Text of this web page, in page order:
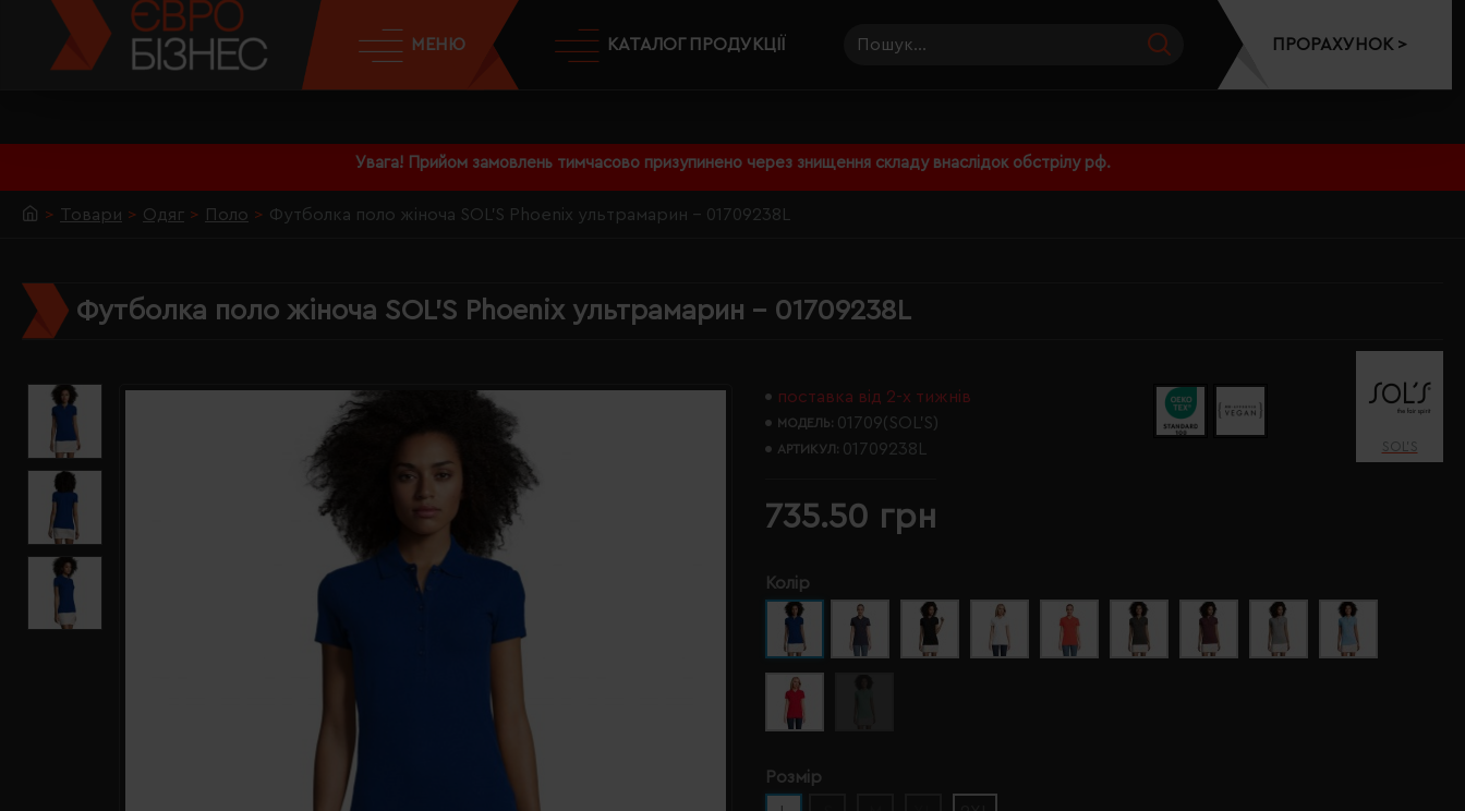
Увага! Прийом замовлень тимчасово призупинено через знищення складу внаслідок обстрілу рф.
МЕНЮ КАТАЛОГ ПРОДУКЦІЇ ПРОРАХУНОК >
Товари Одяг Поло Футболка поло жіноча SOL'S Phoenix ультрамарин - 01709238L
Футболка поло жіноча SOL'S Phoenix ультрамарин - 01709238L
поставка від 2-х тижнів
МОДЕЛЬ: 01709(SOL’S)
АРТИКУЛ: 01709238L SOL’S
735.50 грн
Колір
Розмір